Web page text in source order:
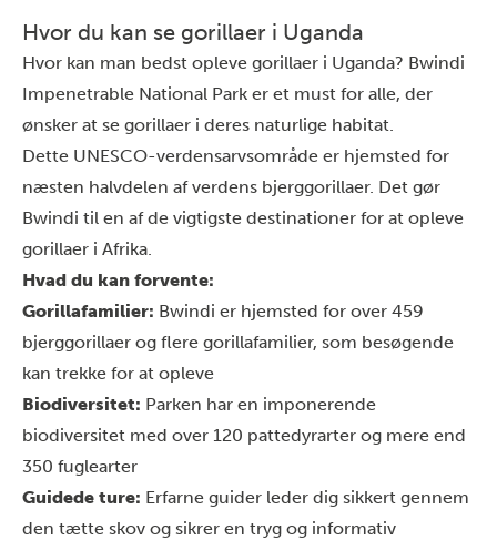
Hvor du kan se gorillaer i Uganda
Hvor kan man bedst opleve gorillaer i Uganda? Bwindi
Impenetrable National Park er et must for alle, der
ønsker at se gorillaer i deres naturlige habitat.
Dette UNESCO-verdensarvsområde er hjemsted for
næsten halvdelen af verdens bjerggorillaer. Det gør
Bwindi til en af de vigtigste destinationer for at opleve
gorillaer i Afrika.
Hvad du kan forvente:
Gorillafamilier: Bwindi er hjemsted for over 459
bjerggorillaer og flere gorillafamilier, som besøgende
kan trekke for at opleve
Biodiversitet: Parken har en imponerende
biodiversitet med over 120 pattedyrarter og mere end
350 fuglearter
Guidede ture: Erfarne guider leder dig sikkert gennem
den tætte skov og sikrer en tryg og informativ